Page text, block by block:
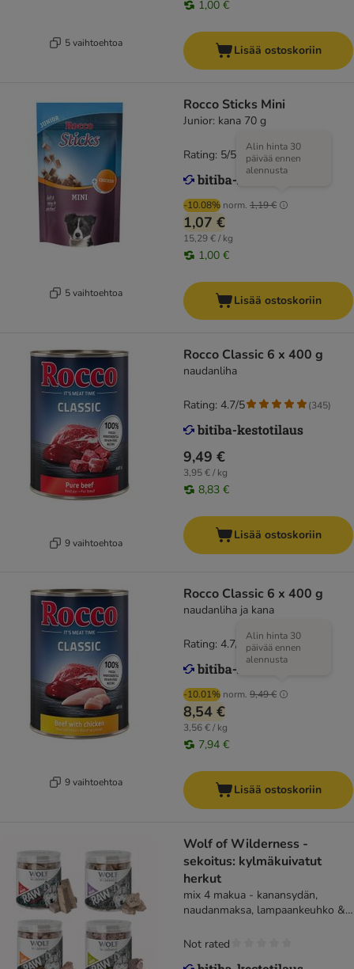
5 vaihtoehtoa
1,00 €
Lisää ostoskoriin
5 vaihtoehtoa
Rocco Sticks Mini
Junior: kana 70 g
-10.08% norm. 1,19 €
Alin hinta 30
päivää ennen
alennusta
1,07 €
15,29 € / kg
1,00 €
Rating: 5/5 (
Lisää ostoskoriin
9 vaihtoehtoa
Rocco Classic 6 x 400 g
naudanliha
9,49 €
3,95 € / kg
8,83 €
Rating: 4.7/5 (345)
Lisää ostoskoriin
9 vaihtoehtoa
Rocco Classic 6 x 400 g
naudanliha ja kana
-10.01% norm. 9,49 €
Alin hinta 30
päivää ennen
alennusta
8,54 €
3,56 € / kg
7,94 €
Rating: 4.7/5
Lisää ostoskoriin
Wolf of Wilderness -
sekoitus: kylmäkuivatut
herkut
mix 4 makua - kanansydän,
naudanmaksa, lampaankeuhko &
Not rated